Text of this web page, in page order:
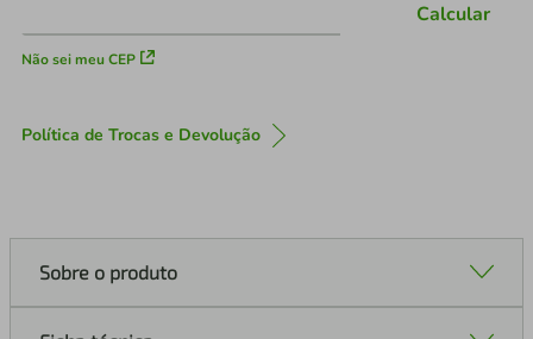
Não sei meu CEP
Calcular
Política de Trocas e Devolução
Sobre o produto